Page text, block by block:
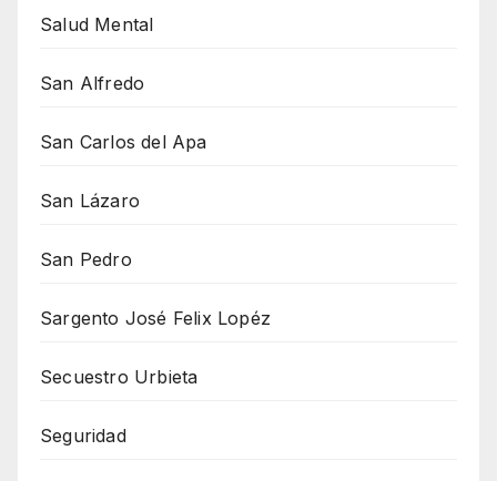
Salud Mental
San Alfredo
San Carlos del Apa
San Lázaro
San Pedro
Sargento José Felix Lopéz
Secuestro Urbieta
Seguridad